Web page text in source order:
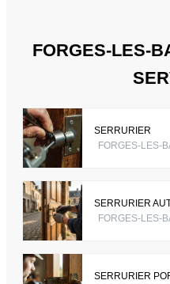
FORGES-LES-
SERRURIER
FORGES-LES-
SERRURIER
FORGES-LES-
SERRURIER